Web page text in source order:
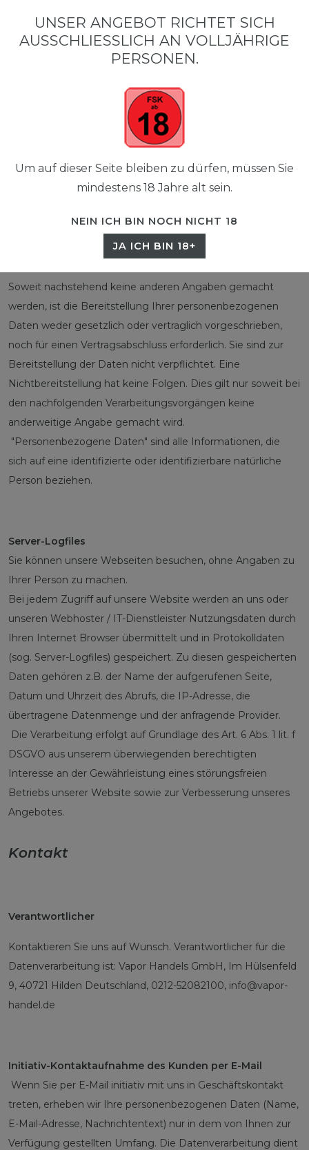
0
0,00 EUR
DATEN­SCHUTZ­
ERKLÄRUNG
Datenschutzerklärung
Soweit nachstehend keine anderen Angaben gemacht
werden, ist die Bereitstellung Ihrer personenbezogenen
Daten weder gesetzlich oder vertraglich vorgeschrieben,
noch für einen Vertragsabschluss erforderlich. Sie sind zur
Bereitstellung der Daten nicht verpflichtet. Eine
Nichtbereitstellung hat keine Folgen. Dies gilt nur soweit bei
den nachfolgenden Verarbeitungsvorgängen keine
anderweitige Angabe gemacht wird.
"Personenbezogene Daten" sind alle Informationen, die
sich auf eine identifizierte oder identifizierbare natürliche
Person beziehen.
Server-Logfiles
Sie können unsere Webseiten besuchen, ohne Angaben zu
Ihrer Person zu machen.
Bei jedem Zugriff auf unsere Website werden an uns oder
unseren Webhoster / IT-Dienstleister Nutzungsdaten durch
Ihren Internet Browser übermittelt und in Protokolldaten
(sog. Server-Logfiles) gespeichert. Zu diesen gespeicherten
Daten gehören z.B. der Name der aufgerufenen Seite,
Datum und Uhrzeit des Abrufs, die IP-Adresse, die
übertragene Datenmenge und der anfragende Provider.
Die Verarbeitung erfolgt auf Grundlage des Art. 6 Abs. 1 lit. f
DSGVO aus unserem überwiegenden berechtigten
Interesse an der Gewährleistung eines störungsfreien
Betriebs unserer Website sowie zur Verbesserung unseres
Angebotes.
Kontakt
Verantwortlicher
Kontaktieren Sie uns auf Wunsch. Verantwortlicher für die
Datenverarbeitung ist: Vapor Handels GmbH, Im Hülsenfeld
9, 40721 Hilden Deutschland, 0212-52082100, info@vapor-
handel.de
Initiativ-Kontaktaufnahme des Kunden per E-Mail
Wenn Sie per E-Mail initiativ mit uns in Geschäftskontakt
treten, erheben wir Ihre personenbezogenen Daten (Name,
E-Mail-Adresse, Nachrichtentext) nur in dem von Ihnen zur
Verfügung gestellten Umfang. Die Datenverarbeitung dient
UNSER ANGEBOT RICHTET SICH
AUSSCHLIESSLICH AN VOLLJÄHRIGE P
ERSONEN.
Um auf dieser Seite bleiben zu dürfen, müssen Sie
mindestens 18 Jahre alt sein.
NEIN ICH BIN NOCH NICHT 18
JA ICH BIN 18+